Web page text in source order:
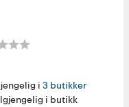
i 3 butikker
i butikk